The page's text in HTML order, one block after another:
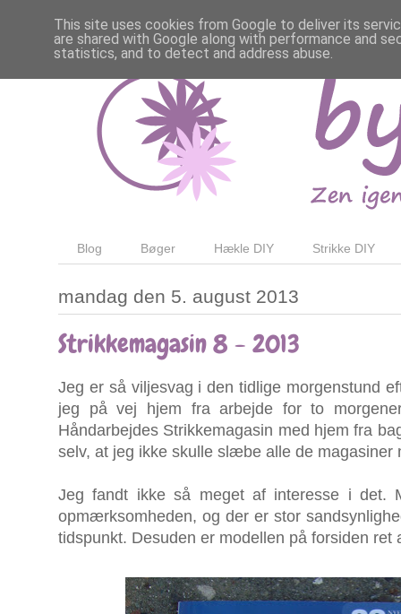
Blog Bøger Hækle DIY Strikke DIY
mandag den 5. august 2013
Strikkemagasin 8 - 2013
Jeg er så viljesvag i den tidlige morgenstund
jeg på vej hjem fra arbejde for to
Håndarbejdes Strikkemagasin med hjem fra
selv, at jeg ikke skulle slæbe alle de magasiner
Jeg fandt ikke så meget af interesse i det.
opmærksomheden, og der er stor
tidspunkt. Desuden er modellen på forsiden ret
This site uses cookies from Google to deliver its
are shared with Google along with performance and
statistics, and to detect and address abuse.